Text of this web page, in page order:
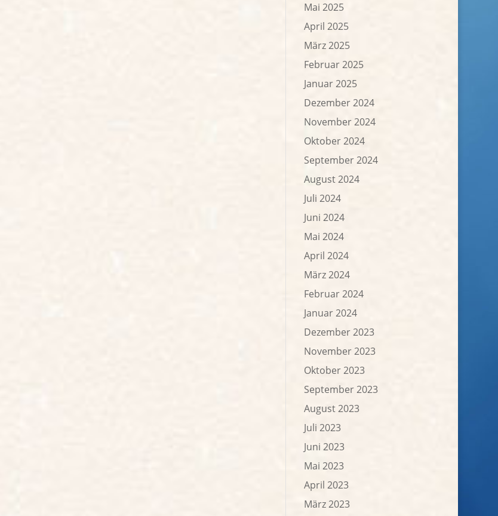
Mai 2025
April 2025
März 2025
Februar 2025
Januar 2025
Dezember 2024
November 2024
Oktober 2024
September 2024
August 2024
Juli 2024
Juni 2024
Mai 2024
April 2024
März 2024
Februar 2024
Januar 2024
Dezember 2023
November 2023
Oktober 2023
September 2023
August 2023
Juli 2023
Juni 2023
Mai 2023
April 2023
März 2023